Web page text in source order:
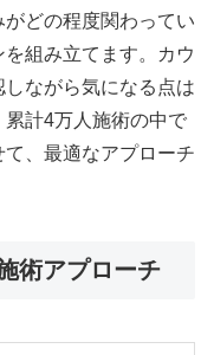
どの程度関わってい
組み立てます。カウ
ながら気になる点は
計4万人施術の中で
、最適なアプローチ
術アプローチ